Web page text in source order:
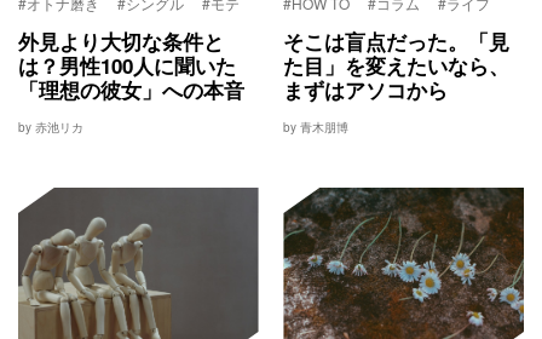
外見より大切な条件と
は？男性100人に聞いた
「理想の彼女」への本音
by 赤池リカ
そこは盲点だった。「見
た目」を変えたいなら、
まずはアソコから
by 青木朋博